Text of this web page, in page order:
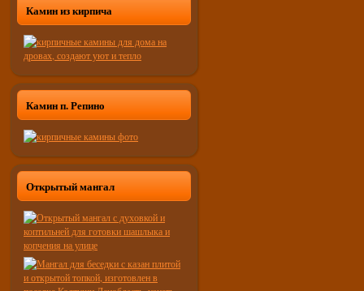
Камин из кирпича
Камин п. Репино
Открытый мангал